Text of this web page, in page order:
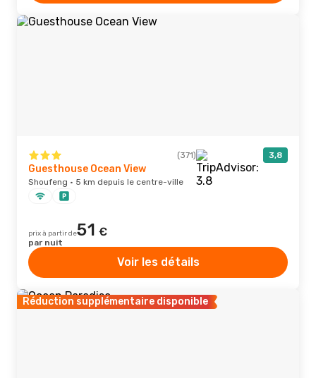
(371) 3,8
Guesthouse Ocean View
Shoufeng · 5 km depuis le centre-ville
prix à partir de51 €
par nuit
Voir les détails
Réduction supplémentaire disponible